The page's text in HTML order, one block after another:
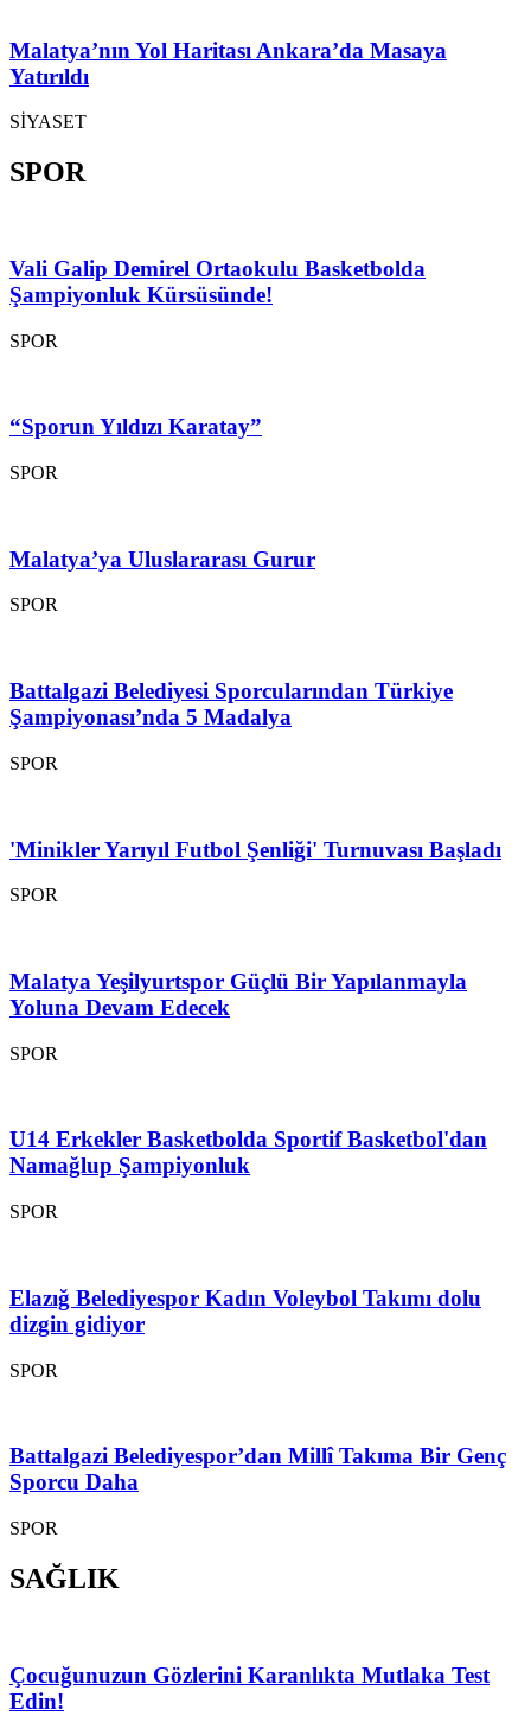
Malatya’nın Yol Haritası Ankara’da Masaya
Yatırıldı
SİYASET
SPOR
Vali Galip Demirel Ortaokulu Basketbolda
Şampiyonluk Kürsüsünde!
SPOR
“Sporun Yıldızı Karatay”
SPOR
Malatya’ya Uluslararası Gurur
SPOR
Battalgazi Belediyesi Sporcularından Türkiye
Şampiyonası’nda 5 Madalya
SPOR
'Minikler Yarıyıl Futbol Şenliği' Turnuvası Başladı
SPOR
Malatya Yeşilyurtspor Güçlü Bir Yapılanmayla
Yoluna Devam Edecek
SPOR
U14 Erkekler Basketbolda Sportif Basketbol'dan
Namağlup Şampiyonluk
SPOR
Elazığ Belediyespor Kadın Voleybol Takımı dolu
dizgin gidiyor
SPOR
Battalgazi Belediyespor’dan Millî Takıma Bir Genç
Sporcu Daha
SPOR
SAĞLIK
Çocuğunuzun Gözlerini Karanlıkta Mutlaka Test
Edin!